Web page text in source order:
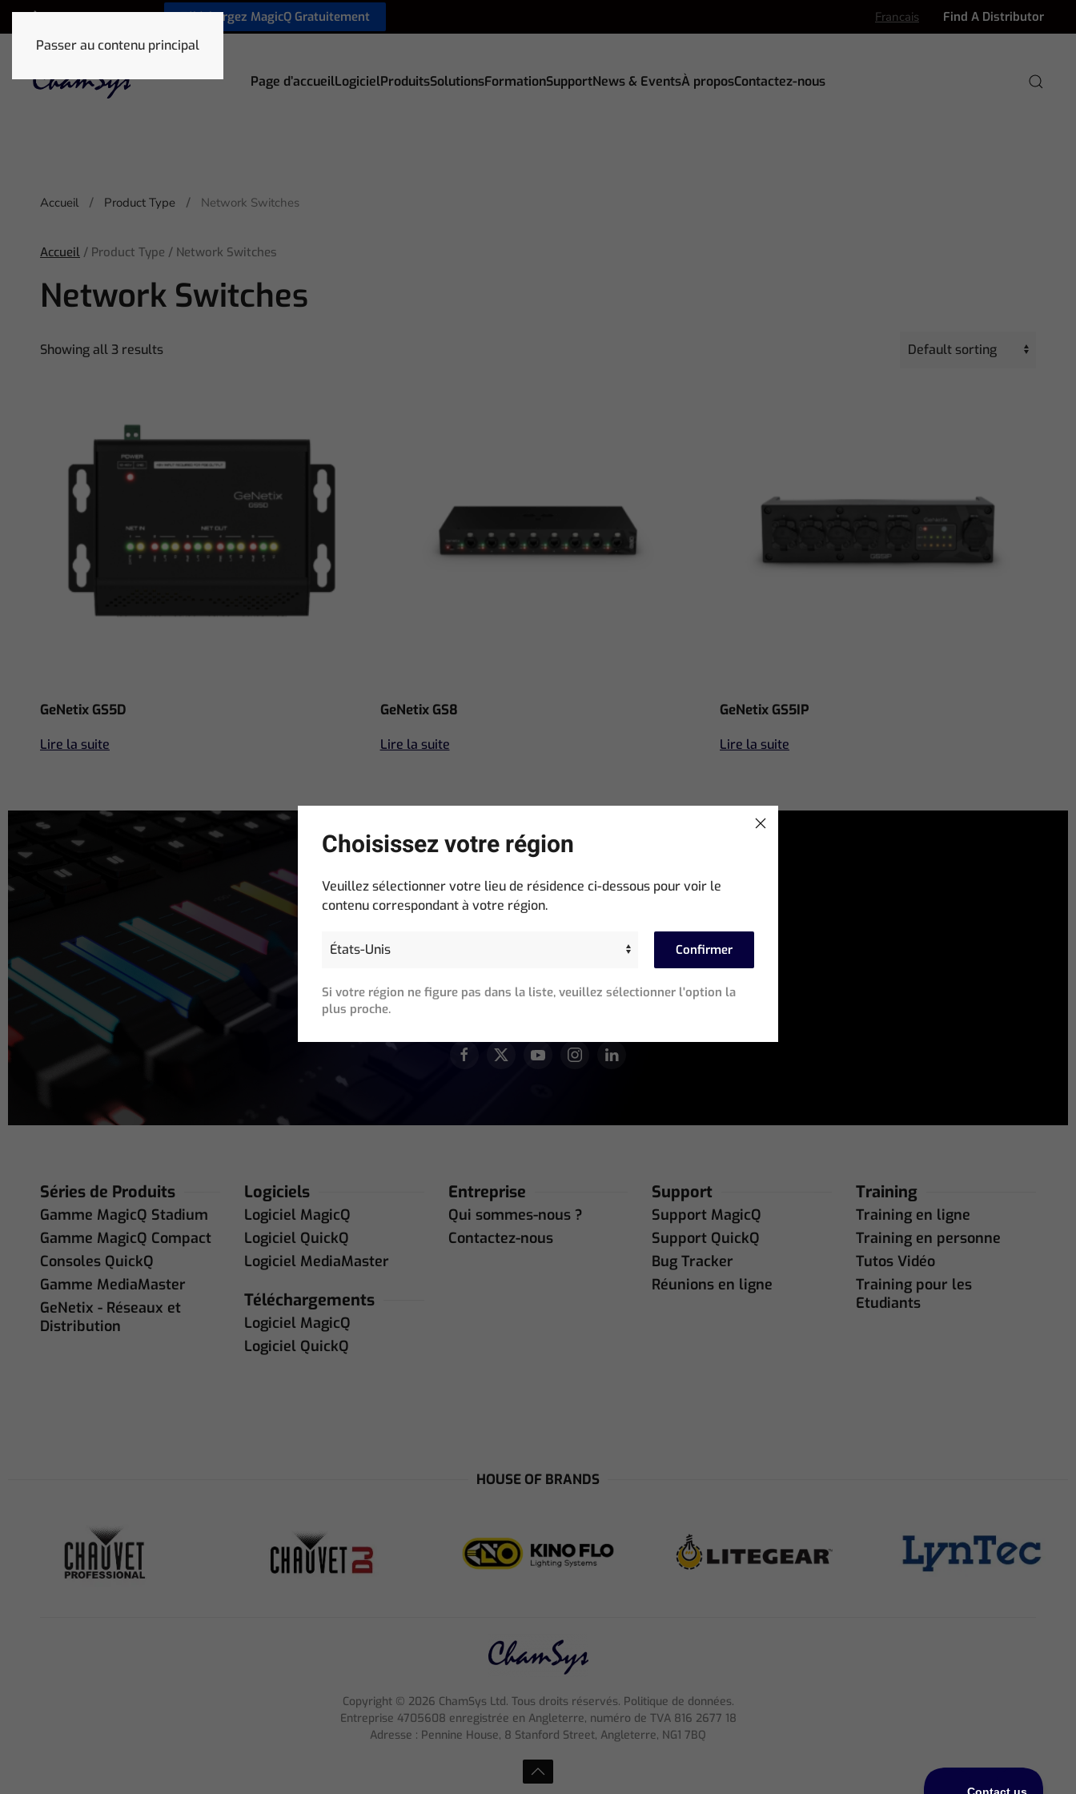
Passer au contenu principal
+33 1 78 85 33 59 Téléchargez MagicQ Gratuitement Francais Find A Distributor
Page d’accueilLogicielProduitsSolutionsFormationSupportNews & EventsÀ proposContactez-nous
Accueil Product Type Network Switches
Accueil / Product Type / Network Switches
Network Switches
Showing all 3 results
GeNetix GS5D
Lire la suite
GeNetix GS8
Lire la suite
GeNetix GS5IP
Lire la suite
Restez Informé(e)
Inscrivez-vous pour suivre nos nouveautés, opportunités de
Address
Séries de Produits
Gamme MagicQ Stadium
Gamme MagicQ Compact
Consoles QuickQ
Gamme MediaMaster
GeNetix - Réseaux et
Distribution
Logiciels
Logiciel MagicQ
Logiciel QuickQ
Logiciel MediaMaster
Téléchargements
Logiciel MagicQ
Logiciel QuickQ
Entreprise
Qui sommes-nous ?
Contactez-nous
Support
Support MagicQ
Support QuickQ
Bug Tracker
Réunions en ligne
Training
Training en ligne
Training en personne
Tutos Vidéo
Training pour les
Etudiants
HOUSE OF BRANDS
Copyright © 2026 ChamSys Ltd. Tous droits réservés. Politique de données.
Entreprise 4705608 enregistrée en Angleterre, numéro de TVA 816 2677 18
Adresse : Pennine House, 8 Stanford Street, Angleterre, NG1 7BQ
Choisissez votre région
Veuillez sélectionner votre lieu de résidence ci-dessous pour voir le
contenu correspondant à votre région.
Confirmer
Si votre région ne figure pas dans la liste, veuillez sélectionner l'option la
plus proche.